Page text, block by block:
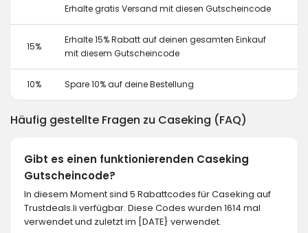
Erhalte gratis Versand mit diesen Gutscheincode
15%
Erhalte 15% Rabatt auf deinen gesamten Einkauf
mit diesem Gutscheincode
10% Spare 10% auf deine Bestellung
Häufig gestellte Fragen zu Caseking (FAQ)
Gibt es einen funktionierenden Caseking
Gutscheincode?
In diesem Moment sind 5 Rabattcodes für Caseking auf
Trustdeals.li verfügbar. Diese Codes wurden 1614 mal
verwendet und zuletzt im [DATE} verwendet.